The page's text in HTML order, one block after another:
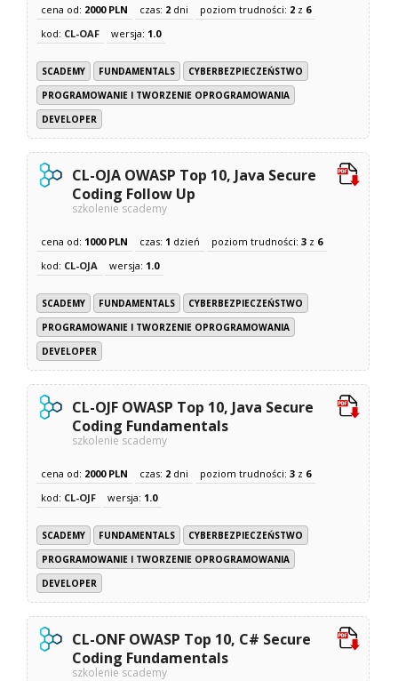
cena od: 2000 PLN czas: 2 dni poziom trudności: 2 z 6
kod: CL-OAF wersja: 1.0
SCADEMY FUNDAMENTALS
CYBERBEZPIECZEŃSTWO
PROGRAMOWANIE I TWORZENIE OPROGRAMOWANIA
DEVELOPER
CL-OJA OWASP Top 10, Java Secure
Coding Follow Up
szkolenie scademy
cena od: 1000 PLN czas: 1 dzień poziom trudności:3 z 6
kod: CL-OJA wersja: 1.0
SCADEMY FUNDAMENTALS
CYBERBEZPIECZEŃSTWO
PROGRAMOWANIE I TWORZENIE OPROGRAMOWANIA
DEVELOPER
CL-OJF OWASP Top 10, Java Secure
Coding Fundamentals
szkolenie scademy
cena od: 2000 PLN czas: 2 dni poziom trudności:3 z 6
kod: CL-OJF wersja: 1.0
SCADEMY FUNDAMENTALS
CYBERBEZPIECZEŃSTWO
PROGRAMOWANIE I TWORZENIE OPROGRAMOWANIA
DEVELOPER
CL-ONF OWASP Top 10, C# Secure
Coding Fundamentals
szkolenie scademy